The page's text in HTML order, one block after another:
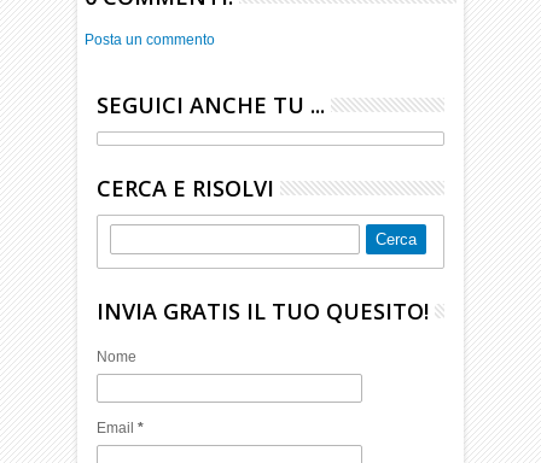
Posta un commento
SEGUICI ANCHE TU ...
CERCA E RISOLVI
INVIA GRATIS IL TUO QUESITO!
Nome
Email*